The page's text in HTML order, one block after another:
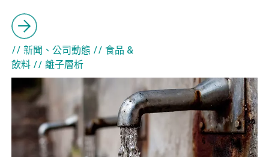
// 新聞、公司動態 // 食品 &
飲料// 離子層析